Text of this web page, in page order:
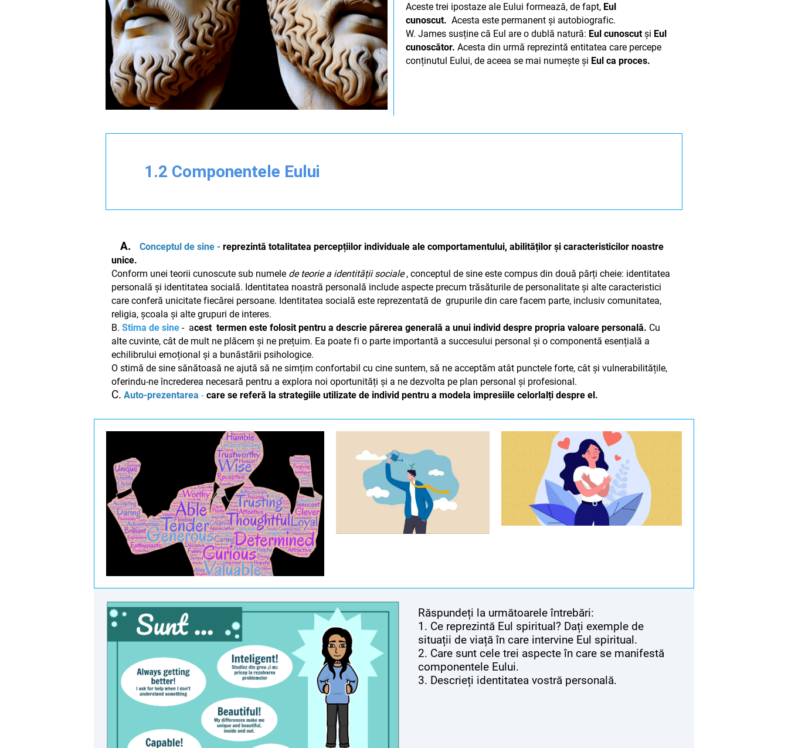
Aceste trei ipostaze ale Eului formează, de fapt, Eul
cunoscut. Acesta este permanent și autobiografic.
W. James susține că Eul are o dublă natură: Eul cunoscutși Eul
cunoscător. Acesta din urmă reprezintă entitatea care percepe
conținutul Eului, de aceea se mai numește și Eul ca proces.
1.2 Componentele Eului
A. Conceptul de sine - reprezintă totalitatea percepțiilor individuale ale comportamentului, abilităților și caracteristicilor noastre
unice.
Conform unei teorii cunoscute sub numele de teorie a identității sociale, conceptul de sine este compus din două părți cheie: identitatea
personală și identitatea socială. Identitatea noastră personală include aspecte precum trăsăturile de personalitate și alte caracteristici
care conferă unicitate fiecărei persoane. Identitatea socială este reprezentată de grupurile din care facem parte, inclusiv comunitatea,
religia, școala și alte grupuri de interes.
B. Stima de sine - acest termen este folosit pentru a descrie părerea generală a unui individ despre propria valoare personală. Cu
alte cuvinte, cât de mult ne plăcem şi ne prețuim. Ea poate fi o parte importantă a succesului personal și o componentă esențială a
echilibrului emoțional și a bunăstării psihologice.
O stimă de sine sănătoasă ne ajută să ne simțim confortabil cu cine suntem, să ne acceptăm atât punctele forte, cât și vulnerabilitățile,
oferindu-ne încrederea necesară pentru a explora noi oportunități și a ne dezvolta pe plan personal și profesional.
C. Auto-prezentarea - care se referă la strategiile utilizate de individ pentru a modela impresiile celorlalți despre el.
Răspundeți la următoarele întrebări:
1. Ce reprezintă Eul spiritual? Dați exemple de
situații de viață în care intervine Eul spiritual.
2. Care sunt cele trei aspecte în care se manifestă
componentele Eului.
3. Descrieți identitatea vostră personală.